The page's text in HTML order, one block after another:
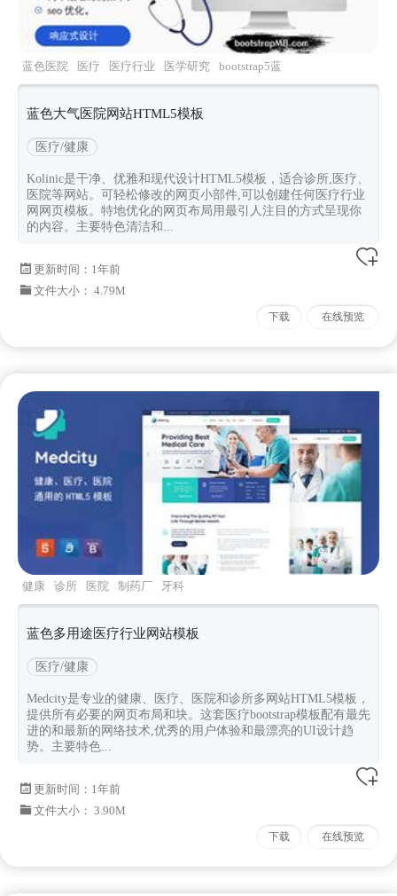
蓝色医院 医疗 医疗行业 医学研究
bootstrap5蓝
色
蓝色大气医院网站HTML5模板
医疗/健康
Kolinic是干净、优雅和现代设计HTML5模板，适合诊所,医疗、
医院等网站。可轻松修改的网页小部件,可以创建任何医疗行业
网网页模板。特地优化的网页布局用最引人注目的方式呈现你
的内容。主要特色清洁和...
更新时间： 1年前
文件大小： 4.79M
下载 在线预览
健康 诊所 医院 制药厂 牙科
蓝色多用途医疗行业网站模板
医疗/健康
Medcity是专业的健康、医疗、医院和诊所多网站HTML5模板，
提供所有必要的网页布局和块。这套医疗bootstrap模板配有最先
进的和最新的网络技术,优秀的用户体验和最漂亮的UI设计趋
势。主要特色...
更新时间： 1年前
文件大小： 3.90M
下载 在线预览